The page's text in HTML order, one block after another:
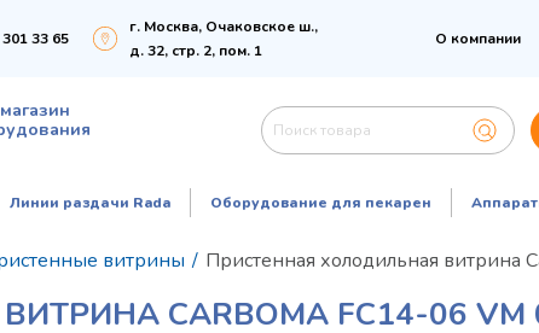
33 65
г. Москва, Очаковское ш.,
д. 32, стр. 2, пом. 1
О компании
Линии раздачи Rada Оборудование для пекарен
витрины / Пристенная холодильная витрина
CARBOMA FC14-06 VM